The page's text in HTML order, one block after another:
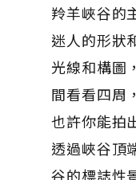
羚羊峽谷的
迷人的形狀
光線和構圖
間看看四周
也許你能拍
透過峽谷頂
谷的標誌性